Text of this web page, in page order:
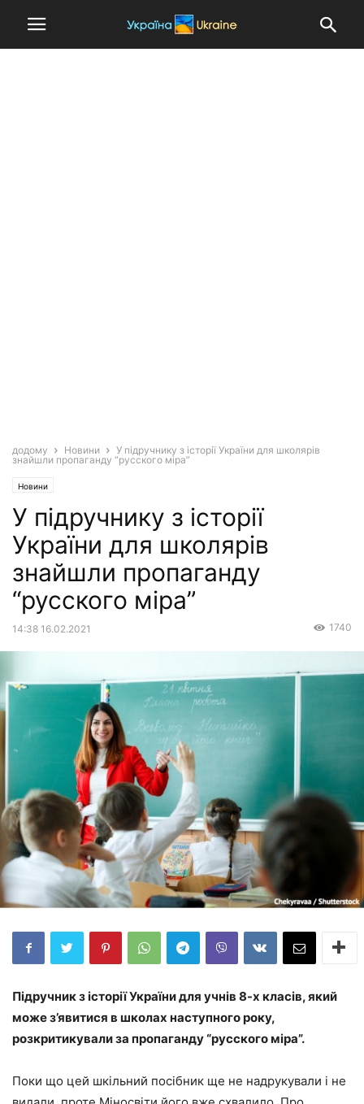
додому Новини
У підручнику з історії України для школярів
знайшли пропаганду “русского міра”
Новини
У підручнику з історії
України для школярів
знайшли пропаганду
“русского міра”
14:38 16.02.2021 1740
Підручник з історії України для учнів 8-х класів, який
може з’явитися в школах наступного року,
розкритикували за пропаганду “русского міра”.
Поки що цей шкільний посібник ще не надрукували і не